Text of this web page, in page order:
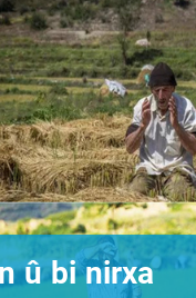
û bi nirxa